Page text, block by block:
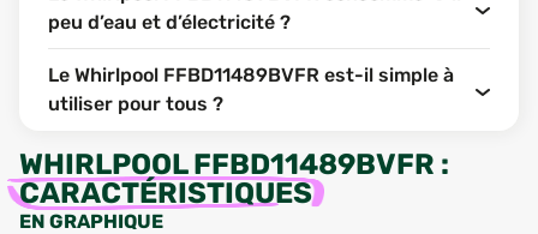
peu d’eau et d’électricité ?
Le Whirlpool FFBD11489BVFR est-il simple à
utiliser pour tous ?
WHIRLPOOL FFBD11489BVFR :
CARACTÉRISTIQUES
EN GRAPHIQUE